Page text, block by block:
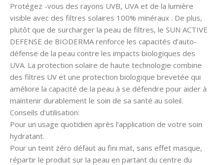
Protégez -vous des rayons UVB, UVA et de la lumière
visible avec des filtres solaires 100% minéraux . De plus,
plutôt que de surcharger la peau de filtres, le SUN ACTIVE
DEFENSE de BIODERMA renforce les capacités d’auto-
défense de la peau contre les impacts biologiques des
UVA. La protection solaire de haute technologie combine
des filtres UV et une protection biologique brevetée qui
améliore la capacité de la peau à se défendre pour aider à
maintenir durablement le soin de sa santé au soleil.
Conseils d’utilisation:
Pour un usage quotidien après l’application de votre soin
hydratant.
Pour un teint zéro défaut au fini mat, sans effet masque,
répartir le produit sur la peau en partant du centre du